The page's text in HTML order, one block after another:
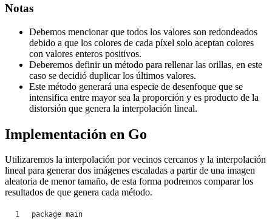
Notas
Debemos mencionar que todos los valores son redondeados
debido a que los colores de cada píxel solo aceptan colores
con valores enteros positivos.
Deberemos definir un método para rellenar las orillas, en este
caso se decidió duplicar los últimos valores.
Este método generará una especie de desenfoque que se
intensifica entre mayor sea la proporción y es producto de la
distorsión que genera la interpolación lineal.
Implementación en Go
Utilizaremos la interpolación por vecinos cercanos y la interpolación
lineal para generar dos imágenes escaladas a partir de una imagen
aleatoria de menor tamaño, de esta forma podremos comparar los
resultados de que genera cada método.
package main